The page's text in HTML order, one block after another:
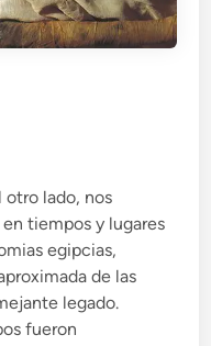
otro lado, nos
tiempos y lugares
egipcias,
de las
legado.
fueron